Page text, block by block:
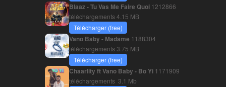
Blaaz - Tu Vas Me Faire Quoi 1212866
téléchargements4.15 MB
Télécharger (free)
Vano Baby - Madame 1188304
téléchargements3.75 MB
Télécharger (free)
Chaarlity ft Vano Baby - Bo Yi 1171909
téléchargements 3.1 Mb